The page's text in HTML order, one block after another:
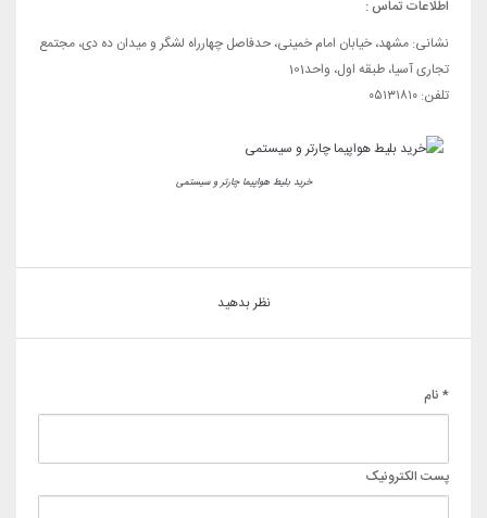
اطلاعات تماس :
نشانی: مشهد، خیابان امام خمینی، حدفاصل چهارراه لشگر و میدان ده دی، مجتمع
تجاری آسیا، طبقه اول، واحد101
تلفن: ۰۵۱۳۱۸۱۰
خرید بلیط هواپیما چارتر و سیستمی
نظر بدهید
* نام
پست الکترونیک